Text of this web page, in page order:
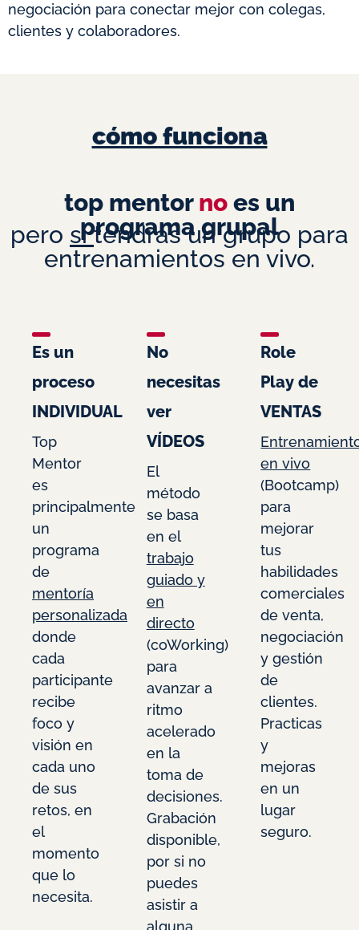
negociación para conectar mejor con colegas,
clientes y colaboradores.
cómo funciona
top mentor no es un
programa grupal
pero sítendrás un grupo para
entrenamientos en vivo.
Es un
proceso
INDIVIDUAL
Top
Mentor
es
principalmente
un
programa
de
mentoría
personalizada
donde
cada
participante
recibe
foco y
visión en
cada uno
de sus
retos, en
el
momento
que lo
necesita.
No
necesitas
ver
VÍDEOS
El
método
se basa
en el
trabajo
guiado y
en
directo
(coWorking)
para
avanzar a
ritmo
acelerado
en la
toma de
decisiones.
Grabación
disponible,
por si no
puedes
asistir a
alguna
Role
Play de
VENTAS
en vivo
(Bootcamp)
para
mejorar
tus
habilidades
comerciales
de venta,
negociación
y gestión
de
clientes.
Practicas
y
mejoras
en un
lugar
seguro.